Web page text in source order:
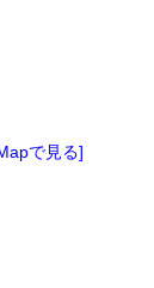
で見る]